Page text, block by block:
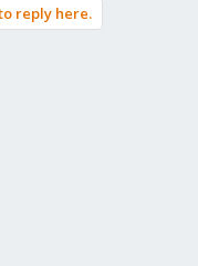
reply here.